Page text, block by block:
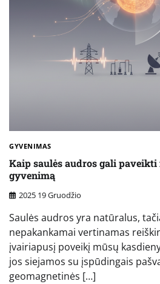
GYVENIMAS
Kaip saulės audros gali
gyvenimą
2025 19 Gruodžio
Saulės audros yra natūralus,
nepakankamai vertinamas
įvairiapusį poveikį mūsų
jos siejamos su įspūdingais
geomagnetinės […]